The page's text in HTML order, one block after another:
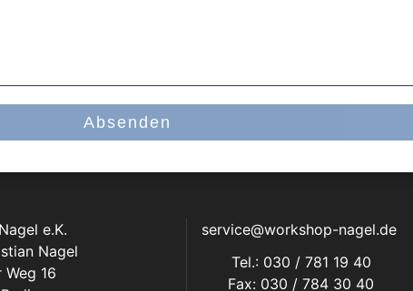
Absenden
e.K.
Nagel
Weg 16
service@workshop-nagel.de
Tel.: 030 / 781 19 40
Fax: 030 / 784 30 40